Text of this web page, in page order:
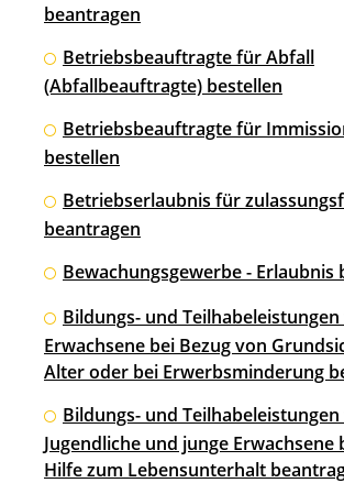
beantragen
Betriebsbeauftragte für Abfall
(Abfallbeauftragte) bestellen
Betriebsbeauftragte für
bestellen
Betriebserlaubnis für
beantragen
Bewachungsgewerbe - Erlaubnis
Bildungs- und
Erwachsene bei Bezug von
Alter oder bei Erwerbsminderung
Bildungs- und
Jugendliche und junge Erwachsene
Hilfe zum Lebensunterhalt